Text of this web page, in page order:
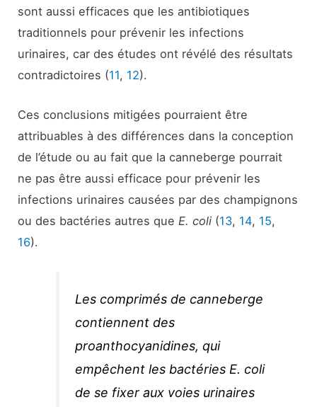
sont aussi efficaces que les antibiotiques
traditionnels pour prévenir les infections
urinaires, car des études ont révélé des résultats
contradictoires (11, 12).
Ces conclusions mitigées pourraient être
attribuables à des différences dans la conception
de l’étude ou au fait que la canneberge pourrait
ne pas être aussi efficace pour prévenir les
infections urinaires causées par des champignons
ou des bactéries autres queE. coli (13, 14, 15,
16).
Les comprimés de canneberge
contiennent des
proanthocyanidines, qui
empêchent les bactéries E. coli
de se fixer aux voies urinaires